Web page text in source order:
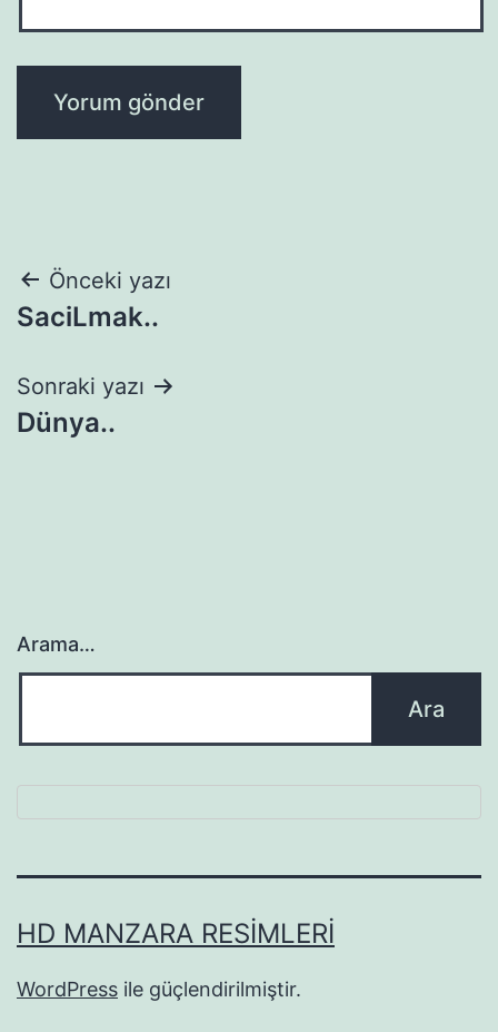
Yazı
gezinmesi
Önceki yazı
SaciLmak..
Sonraki yazı
Dünya..
Arama…
HD MANZARA RESIMLERI
WordPress ile güçlendirilmiştir.